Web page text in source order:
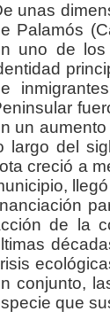
unas
Palamós
uno de los
un
largo del
creció a
de la
conjunto,
que